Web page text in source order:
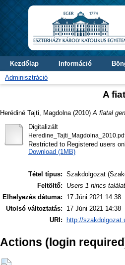
Kezdőlap Információ
Adminisztráció
A
Herédiné Tajti, Magdolna (2010) A fiatal
Digitalizált
Restricted to Registered users
Download (1MB)
Tétel típus: Szakdolgozat
Feltöltő:
Users 1 nincs
Elhelyezés dátuma:
17 Júni 2021 14:38
Utolsó változtatás:
17 Júni 2021 14:38
URI:
http://
Actions (login